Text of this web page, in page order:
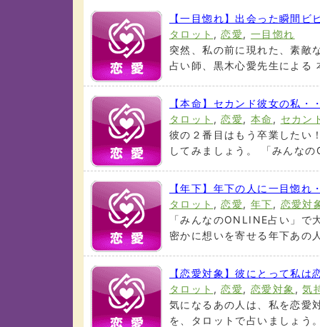
【一目惚れ】出会った瞬間
タロット ,恋愛,一目惚れ
突然、私の前に現れた、素敵
占い師、黒木心愛先生による
【本命】セカンド彼女の私
タロット ,恋愛,本命 , セカン
彼の２番目はもう卒業したい
してみましょう。 「みんな
【年下】年下の人に一目惚
タロット ,恋愛,年下, 恋愛対
「みんなのONLINE占い」で
密かに想いを寄せる年下あの
【恋愛対象】彼にとって私は
タロット ,恋愛,恋愛対象 ,気
気になるあの人は、私を恋愛
を、タロットで占いましょう